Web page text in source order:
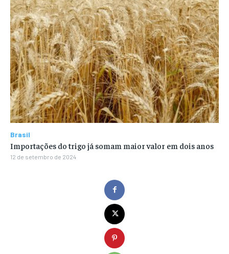
Brasil
Importações do trigo já somam maior valor em dois anos
12 de setembro de 2024